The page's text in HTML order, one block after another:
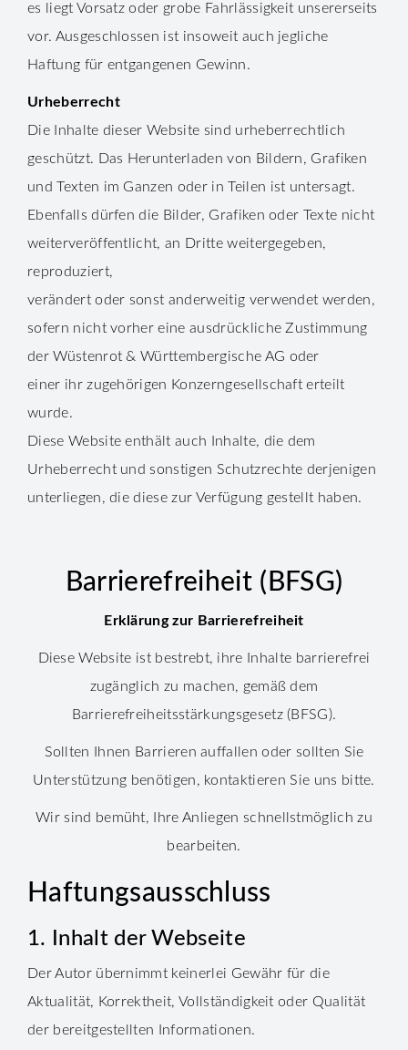
es liegt Vorsatz oder grobe Fahrlässigkeit unsererseits
vor. Ausgeschlossen ist insoweit auch jegliche
Haftung für entgangenen Gewinn.
Urheberrecht
Die Inhalte dieser Website sind urheberrechtlich
geschützt. Das Herunterladen von Bildern, Grafiken
und Texten im Ganzen oder in Teilen ist untersagt.
Ebenfalls dürfen die Bilder, Grafiken oder Texte nicht
weiterveröffentlicht, an Dritte weitergegeben,
reproduziert,
verändert oder sonst anderweitig verwendet werden,
sofern nicht vorher eine ausdrückliche Zustimmung
der Wüstenrot & Württembergische AG oder
einer ihr zugehörigen Konzerngesellschaft erteilt
wurde.
Diese Website enthält auch Inhalte, die dem
Urheberrecht und sonstigen Schutzrechte derjenigen
unterliegen, die diese zur Verfügung gestellt haben.
Barrierefreiheit (BFSG)
Erklärung zur Barrierefreiheit
Diese Website ist bestrebt, ihre Inhalte barrierefrei
zugänglich zu machen, gemäß dem
Barrierefreiheitsstärkungsgesetz (BFSG).
Sollten Ihnen Barrieren auffallen oder sollten Sie
Unterstützung benötigen, kontaktieren Sie uns bitte.
Wir sind bemüht, Ihre Anliegen schnellstmöglich zu
bearbeiten.
Haftungsausschluss
1. Inhalt der Webseite
Der Autor übernimmt keinerlei Gewähr für die
Aktualität, Korrektheit, Vollständigkeit oder Qualität
der bereitgestellten Informationen.